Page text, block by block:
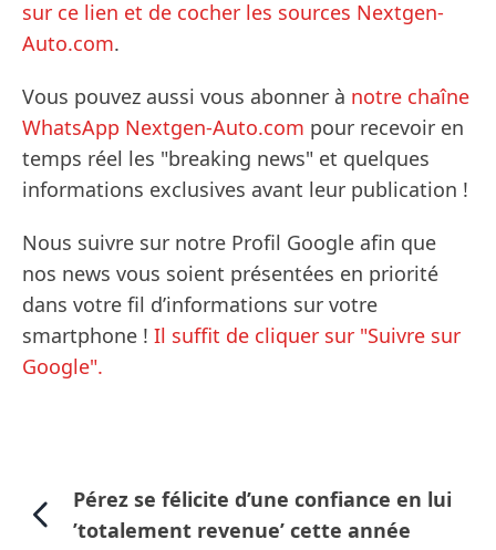
sur ce lien et de cocher les sources Nextgen-
Auto.com.
Vous pouvez aussi vous abonner à notre chaîne
WhatsApp Nextgen-Auto.com pour recevoir en
temps réel les "breaking news" et quelques
informations exclusives avant leur publication !
Nous suivre sur notre Profil Google afin que
nos news vous soient présentées en priorité
dans votre fil d’informations sur votre
smartphone ! Il suffit de cliquer sur "Suivre sur
Google".
Pérez se félicite d’une confiance en lui
’totalement revenue’ cette année